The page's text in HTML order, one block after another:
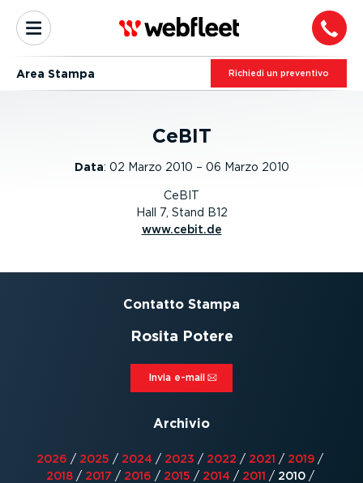
Area Stampa Richiedi un preventivo
CeBIT
Data: 02 Marzo 2010 – 06 Marzo 2010
CeBIT
Hall 7, Stand B12
www.cebit.de
Contatto Stampa
Rosita Potere
Invia e-mail⁠
Archivio
2026 / 2025 / 2024 / 2023 / 2022 / 2021 / 2019 /
2018/ 2017 / 2016 / 2015 / 2014 / 2011 / 2010/